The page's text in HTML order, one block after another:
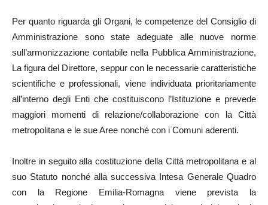
Per quanto riguarda gli Organi, le competenze del Consiglio di
Amministrazione sono state adeguate alle nuove norme
sull’armonizzazione contabile nella Pubblica Amministrazione,
La figura del Direttore, seppur con le necessarie caratteristiche
scientifiche e professionali, viene individuata prioritariamente
all’interno degli Enti che costituiscono l’Istituzione e prevede
maggiori momenti di relazione/collaborazione con la Città
metropolitana e le sue Aree nonché con i Comuni aderenti.
Inoltre in seguito alla costituzione della Città metropolitana e al
suo Statuto nonché alla successiva Intesa Generale Quadro
con la Regione Emilia-Romagna viene prevista la